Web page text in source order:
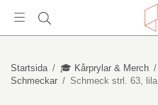
Startsida / 🎓 Kårprylar & Merch /
Schmeckar / Schmeck strl. 63, lila